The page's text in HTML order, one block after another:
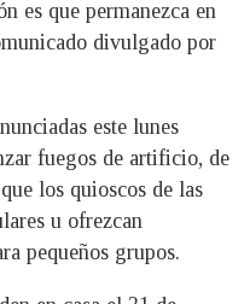
es que permanezca en
divulgado por
este lunes
fuegos de artificio, de
los quioscos de las
u ofrezcan
pequeños grupos.